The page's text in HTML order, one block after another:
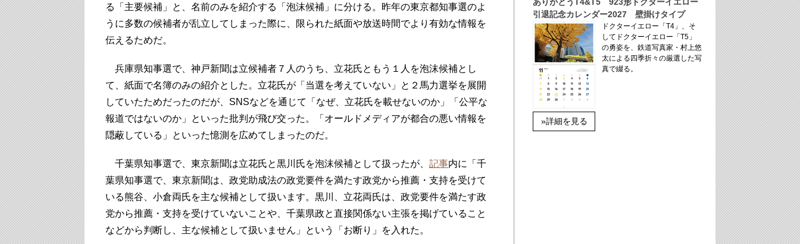
る「主要候補」と、名前のみを紹介する「泡沫候補」に分ける。昨年の東京都知事選のよ
うに多数の候補者が乱立してしまった際に、限られた紙面や放送時間でより有効な情報を
伝えるためだ。
兵庫県知事選で、神戸新聞は立候補者７人のうち、立花氏ともう１人を泡沫候補とし
て、紙面で名簿のみの紹介とした。立花氏が「当選を考えていない」と２馬力選挙を展開
していたためだったのだが、SNSなどを通じて「なぜ、立花氏を載せないのか」「公平な
報道ではないのか」といった批判が飛び交った。「オールドメディアが都合の悪い情報を
隠蔽している」といった憶測を広めてしまったのだ。
千葉県知事選で、東京新聞は立花氏と黒川氏を泡沫候補として扱ったが、 記事内に「千
葉県知事選で、東京新聞は、政党助成法の政党要件を満たす政党から推薦・支持を受けて
いる熊谷、小倉両氏を主な候補として扱います。黒川、立花両氏は、政党要件を満たす政
党から推薦・支持を受けていないことや、千葉県政と直接関係ない主張を掲げていること
などから判断し、主な候補として扱いません」という「お断り」を入れた。
引退記念カレンダー2027 壁掛けタイプ
»詳細を見る
ドクターイエロー「T4」、そ
してドクターイエロー「T5」
の勇姿を、鉄道写真家・村上悠
太による四季折々の厳選した写
真で綴る。